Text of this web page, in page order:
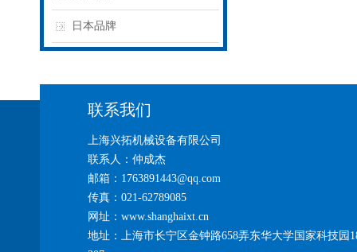
日本品牌
联系我们
上海兴拓机械设备有限公司
联系人：仲成杰
邮箱：1763891443@qq.com
传真：021-62789085
网址：www.shanghaixt.cn
地址：上海市长宁区金钟路658弄东华大学国家科技园